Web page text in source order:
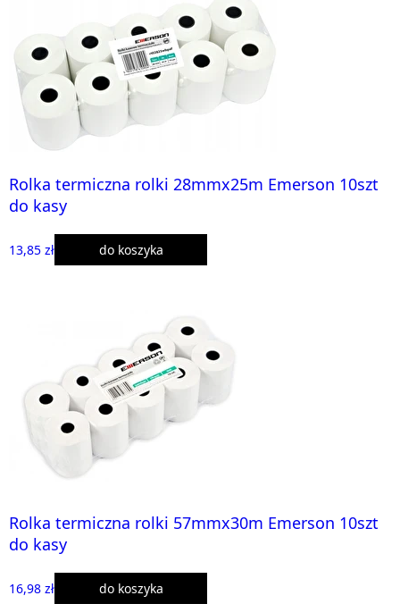
Rolka termiczna rolki 28mmx25m Emerson 10szt
do kasy
13,85 zł do koszyka
Rolka termiczna rolki 57mmx30m Emerson 10szt
do kasy
16,98 zł do koszyka